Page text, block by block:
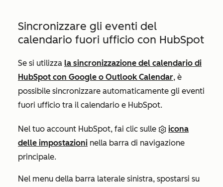
Sincronizzare gli eventi del
calendario fuori ufficio con HubSpot
Se si utilizza la sincronizzazione del calendario di
HubSpot con Google o Outlook Calendar, è
possibile sincronizzare automaticamente gli eventi
fuori ufficio tra il calendario e HubSpot.
Nel tuo account HubSpot, fai clic sulle
icona
delle impostazioni nella barra di navigazione
principale.
Nel menu della barra laterale sinistra, spostarsi su